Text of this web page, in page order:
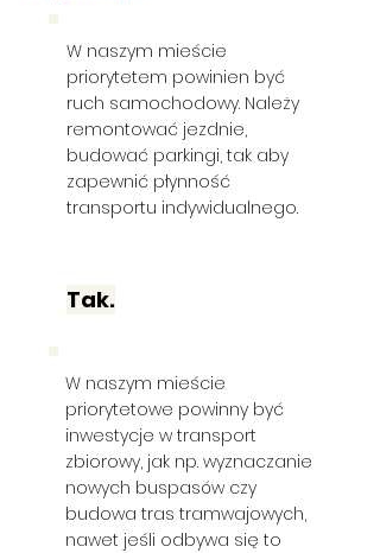
W naszym mieście
priorytetem powinien być
ruch samochodowy. Należy
remontować jezdnie,
budować parkingi, tak aby
zapewnić płynność
transportu indywidualnego.
Tak.
W naszym mieście
priorytetowe powinny być
inwestycje w transport
zbiorowy, jak np. wyznaczanie
nowych buspasów czy
budowa tras tramwajowych,
nawet jeśli odbywa się to